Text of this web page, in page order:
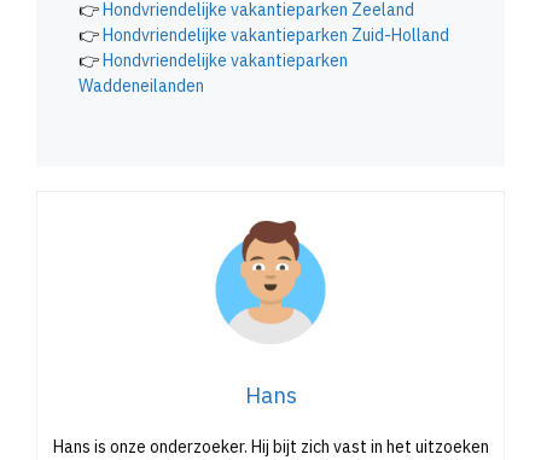
👉Hondvriendelijke vakantieparken Zeeland
👉Hondvriendelijke vakantieparken Zuid-Holland
👉Hondvriendelijke vakantieparken
Waddeneilanden
Hans
Hans is onze onderzoeker. Hij bijt zich vast in het uitzoeken